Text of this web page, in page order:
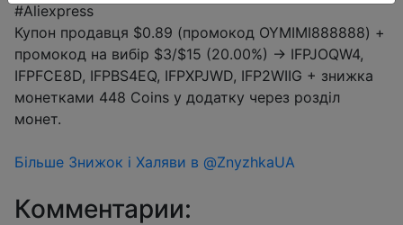
#Aliexpress
Купон продавця $0.89 (промокод OYMIMI888888) +
промокод на вибір $3/$15 (20.00%) → IFPJOQW4,
IFPFCE8D, IFPBS4EQ, IFPXPJWD, IFP2WIIG + знижка
монетками 448 Coins у додатку через розділ
монет.
Більше Знижок і Халяви в @ZnyzhkaUA
Комментарии: